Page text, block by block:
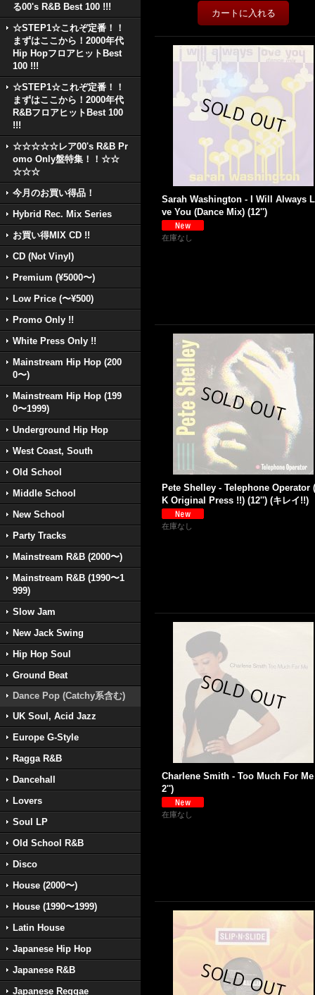
る00's R&B Best 100 !!!
☆STEP1☆これぞ定番！！
まずはここから！2000年代
Hip HopフロアヒットBest
100 !!!
☆STEP1☆これぞ定番！！
まずはここから！2000年代
R&BフロアヒットBest 100
!!!
☆☆☆☆☆レア00's R&B Pr
omo Only盤特集！！☆☆
☆☆☆
今月のお買い得品！
Hybrid Rec. Mix Series
お買い得MIX CD !!
CD (Not Vinyl)
Premium (¥5000〜)
Low Price (〜¥500)
Promo Only !!
White Press Only !!
Mainstream Hip Hop (200
0〜)
Mainstream Hip Hop (199
0〜1999)
Underground Hip Hop
West Coast, South
Old School
Middle School
New School
Party Tracks
Mainstream R&B (2000〜)
Mainstream R&B (1990〜1
999)
Slow Jam
New Jack Swing
Hip Hop Soul
Ground Beat
Dance Pop (Catchy系含む)
UK Soul, Acid Jazz
Europe G-Style
Ragga R&B
Dancehall
Lovers
Soul LP
Old School R&B
Disco
House (2000〜)
House (1990〜1999)
Latin House
Japanese Hip Hop
Japanese R&B
Japanese Reggae
Sarah Washington - I Will Always
ve You (Dance Mix) (12'')
在庫なし
Pete Shelley - Telephone Operator
K Original Press !!) (12'') (キレイ!!)
在庫なし
Charlene Smith - Too Much For Me
2'')
在庫なし